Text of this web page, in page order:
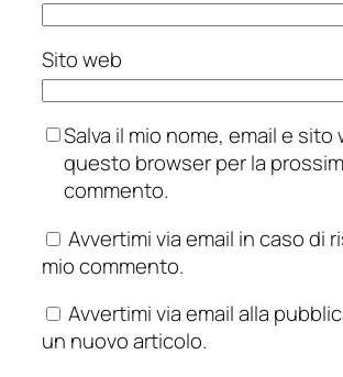
Sito web
Salva il mio nome, email e sito
questo browser per la
commento.
Avvertimi via email in caso di
mio commento.
Avvertimi via email alla
un nuovo articolo.